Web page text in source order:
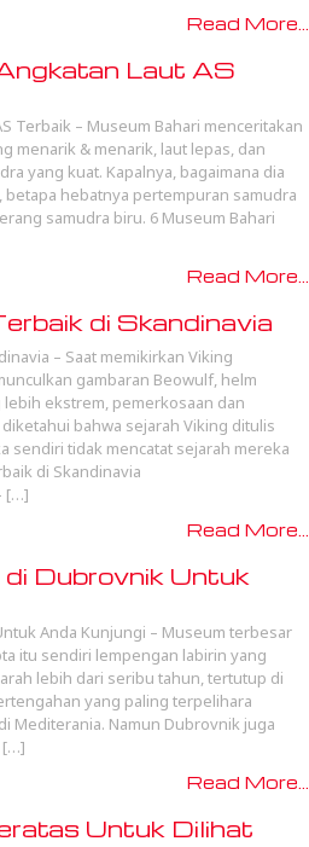
Read More...
Laut AS
Terbaik – Museum Bahari menceritakan
menarik & menarik, laut lepas, dan
yang kuat. Kapalnya, bagaimana dia
hebatnya pertempuran samudra
samudra biru. 6 Museum Bahari
Read More...
di Skandinavia
– Saat memikirkan Viking
gambaran Beowulf, helm
ekstrem, pemerkosaan dan
bahwa sejarah Viking ditulis
sendiri tidak mencatat sejarah mereka
di Skandinavia
[…]
Read More...
Dubrovnik Untuk
Anda Kunjungi – Museum terbesar
itu sendiri lempengan labirin yang
lebih dari seribu tahun, tertutup di
yang paling terpelihara
Mediterania. Namun Dubrovnik juga
[…]
Read More...
Untuk Dilihat